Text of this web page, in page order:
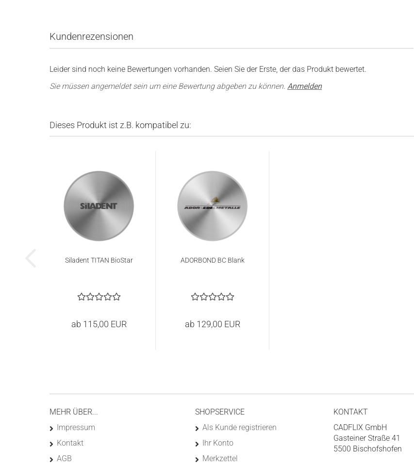
Kundenrezensionen
Leider sind noch keine Bewertungen vorhanden. Seien Sie der Erste, der das Produkt bewertet.
Sie müssen angemeldet sein um eine Bewertung abgeben zu können. Anmelden
Dieses Produkt ist z.B. kompatibel zu:
Siladent TITAN BioStar
ab 115,00 EUR
ADORBOND BC Blank
ab 129,00 EUR
MEHR ÜBER...
Impressum
Kontakt
AGB
SHOPSERVICE
Als Kunde registrieren
Ihr Konto
Merkzettel
KONTAKT
CADFLIX GmbH
Gasteiner Straße 41
5500 Bischofshofen